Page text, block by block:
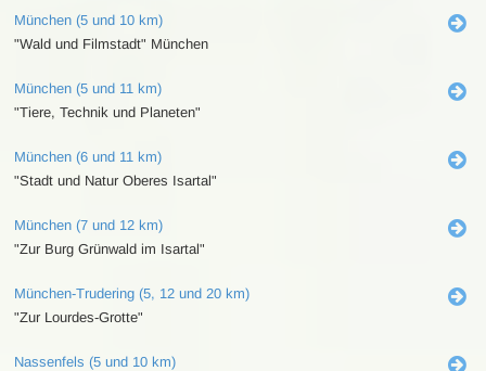
München (5 und 10 km)
"Wald und Filmstadt" München
München (5 und 11 km)
"Tiere, Technik und Planeten"
München (6 und 11 km)
"Stadt und Natur Oberes Isartal"
München (7 und 12 km)
"Zur Burg Grünwald im Isartal"
München-Trudering (5, 12 und 20 km)
"Zur Lourdes-Grotte"
Nassenfels (5 und 10 km)